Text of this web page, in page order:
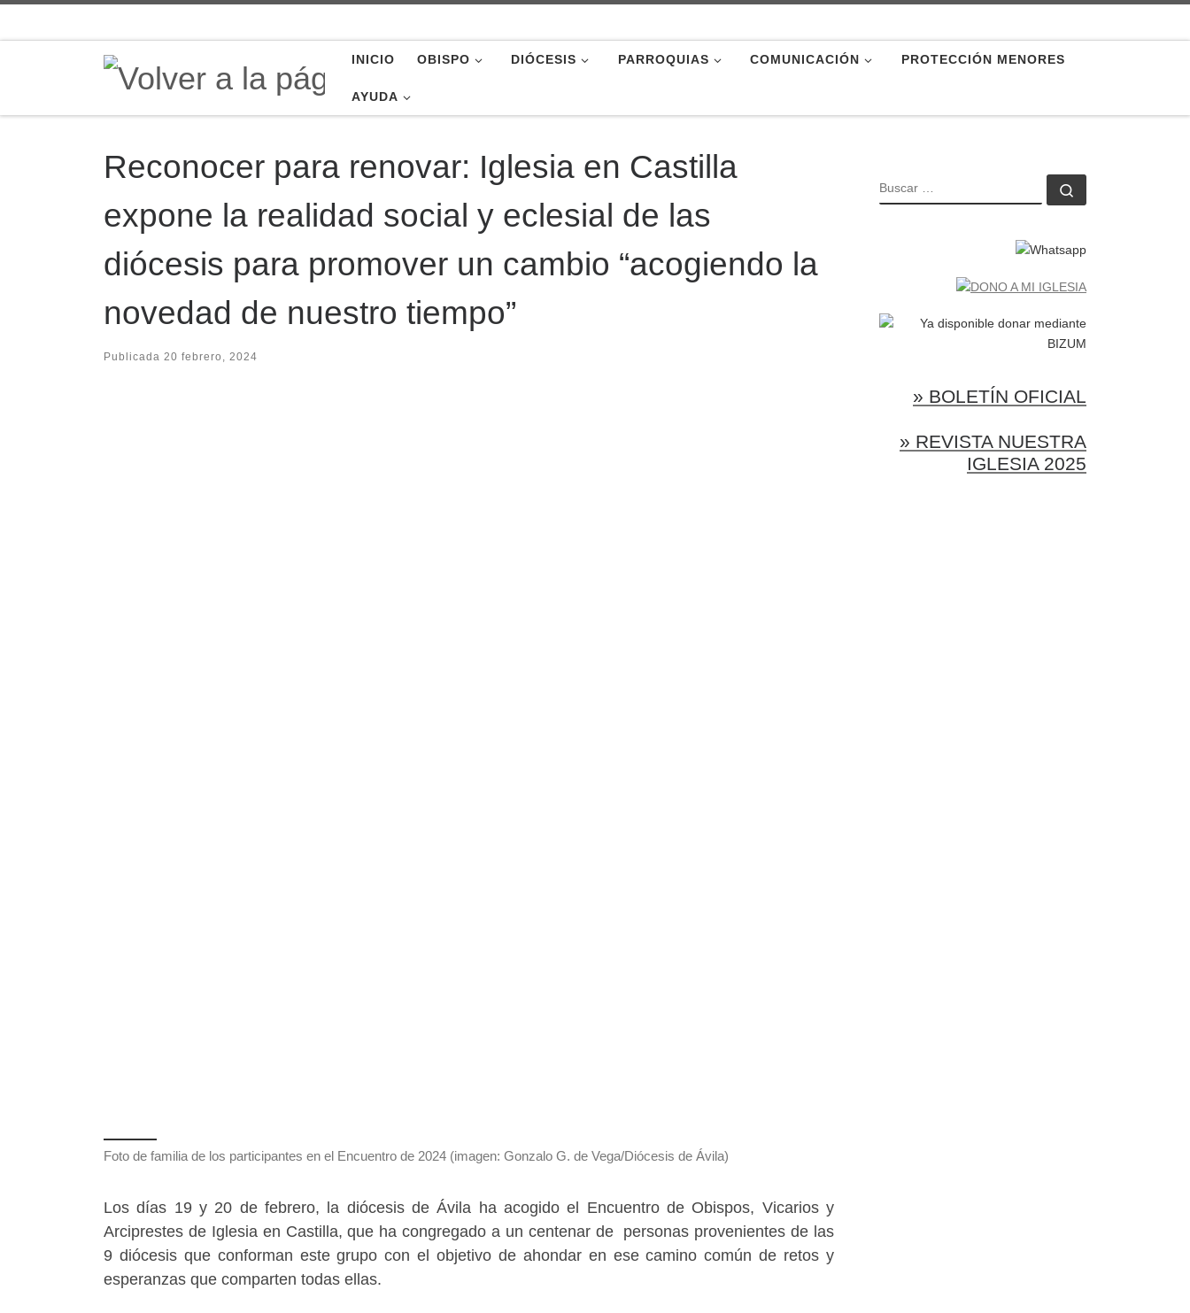
INICIO OBISPO DIÓCESIS PARROQUIAS COMUNICACIÓN PROTECCIÓN MENORES
AYUDA
Reconocer para renovar: Iglesia en Castilla
expone la realidad social y eclesial de las
diócesis para promover un cambio “acogiendo la
novedad de nuestro tiempo”
Publicada 20 febrero, 2024
Foto de familia de los participantes en el Encuentro de 2024 (imagen: Gonzalo G. de Vega/Diócesis de Ávila)
Los días 19 y 20 de febrero, la diócesis de Ávila ha acogido el Encuentro de Obispos, Vicarios y
Arciprestes de Iglesia en Castilla, que ha congregado a un centenar de personas provenientes de las
9 diócesis que conforman este grupo con el objetivo de ahondar en ese camino común de retos y
esperanzas que comparten todas ellas.
BUSCAR
» BOLETÍN OFICIAL
» REVISTA NUESTRA
IGLESIA 2025